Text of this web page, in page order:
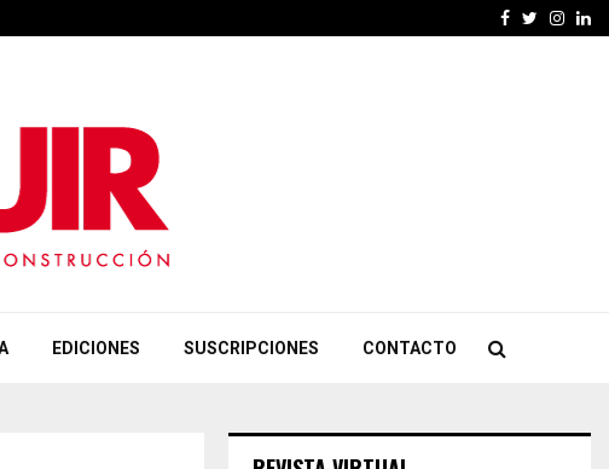
Facebook
Twitter
EDICIONES SUSCRIPCIONES CONTACTO